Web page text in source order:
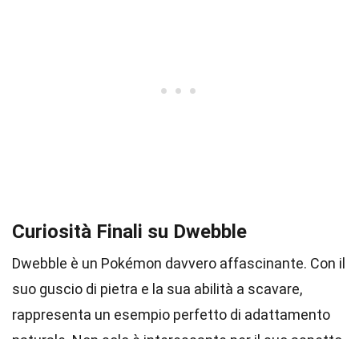
Curiosità Finali su Dwebble
Dwebble è un Pokémon davvero affascinante. Con il
suo guscio di pietra e la sua abilità a scavare,
rappresenta un esempio perfetto di adattamento